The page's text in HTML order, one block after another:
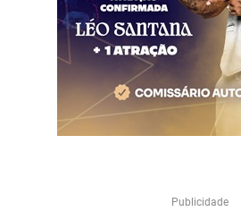
Publicidade